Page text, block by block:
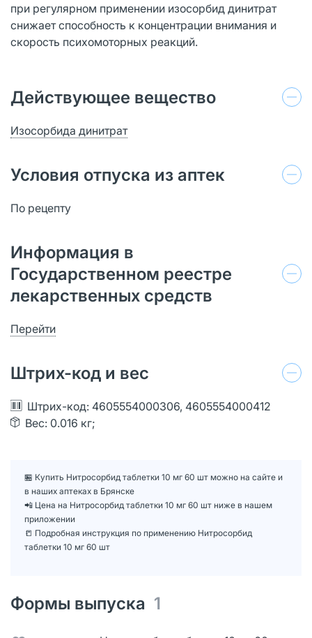
при регулярном применении изосорбид динитрат
снижает способность к концентрации внимания и
скорость психомоторных реакций.
Действующее вещество
Изосорбида динитрат
Условия отпуска из аптек
По рецепту
Информация в
Государственном реестре
лекарственных средств
Перейти
Штрих-код и вес
Штрих-код: 4605554000306, 4605554000412
Вес: 0.016 кг;
🏪 Купить Нитросорбид таблетки 10 мг 60 шт можно на сайте и
в наших аптеках в Брянске
📲 Цена на Нитросорбид таблетки 10 мг 60 шт ниже в нашем
приложении
📒 Подробная инструкция по применению Нитросорбид
таблетки 10 мг 60 шт
Формы выпуска 1